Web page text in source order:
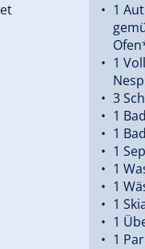
1
1
3
1
1
1
1
1
1
1
1